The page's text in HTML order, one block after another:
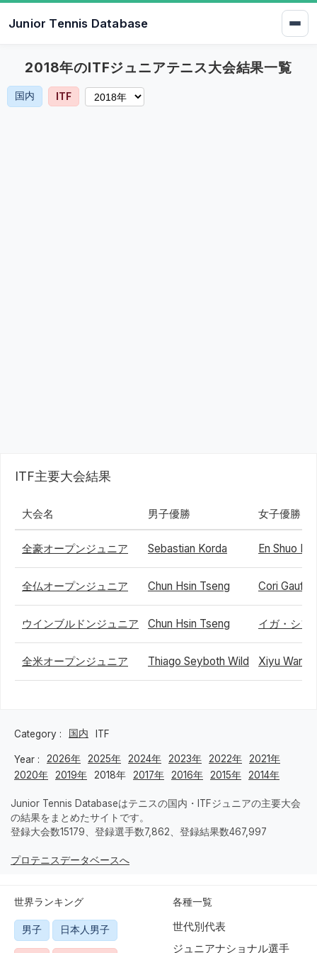
Junior Tennis Database
2018年のITFジュニアテニス大会結果一覧
国内 ITF
ITF主要大会結果
大会名 男子優勝 女子優勝
全豪オープンジュニア Sebastian Korda En Shuo
全仏オープンジュニア Chun Hsin Tseng Cori Gauff
ウインブルドンジュニア Chun Hsin Tseng イガ・シフ
全米オープンジュニア Thiago Seyboth Wild Xiyu Wang
Category : 国内 ITF
Year : 2026年 2025年 2024年 2023年 2022年
2021年
2020年
2019年 2018年 2017年 2016年 2015年 2014年
Junior Tennis Databaseはテニスの国内・ITFジュニアの主要大会
の結果をまとめたサイトです。
登録大会数15179、登録選手数7,862、登録結果数467,997
プロテニスデータベースへ
世界ランキング
男子 日本人男子
各種一覧
世代別代表
ジュニアナショナル選手